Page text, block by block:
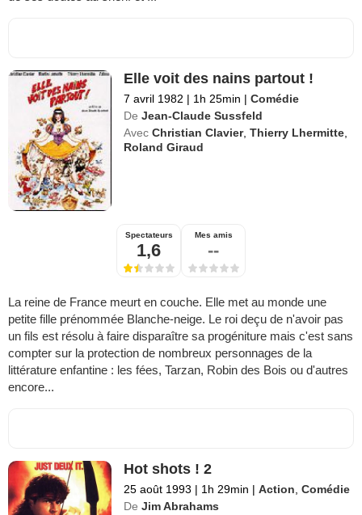
Elle voit des nains partout !
7 avril 1982 | 1h 25min | Comédie
De Jean-Claude Sussfeld
Avec Christian Clavier,Thierry Lhermitte
Roland Giraud
Spectateurs
1,6
Mes amis
--
La reine de France meurt en couche. Elle met au monde une
petite fille prénommée Blanche-neige. Le roi deçu de n'avoir pas
un fils est résolu à faire disparaître sa progéniture mais c'est sans
compter sur la protection de nombreux personnages de la
littérature enfantine : les fées, Tarzan, Robin des Bois ou d'autres
encore...
Hot shots ! 2
25 août 1993 | 1h 29min | Action ,Comédie
De Jim Abrahams